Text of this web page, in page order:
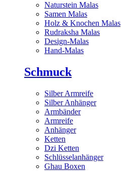
Naturstein Malas
Samen Malas
Holz & Knochen Malas
Rudraksha Malas
Design-Malas
Hand-Malas
Schmuck
Silber Armreife
Silber Anhänger
Armbänder
Armreife
Anhänger
Ketten
Dzi Ketten
Schlüsselanhänger
Ghau Boxen